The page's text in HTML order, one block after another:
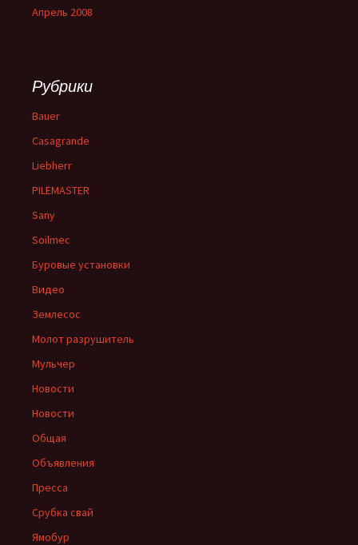
Апрель 2008
Рубрики
Bauer
Casagrande
Liebherr
PILEMASTER
Sany
Soilmec
Буровые установки
Видео
Землесос
Молот разрушитель
Мульчер
Новости
Новости
Общая
Объявления
Пресса
Срубка свай
Ямобур